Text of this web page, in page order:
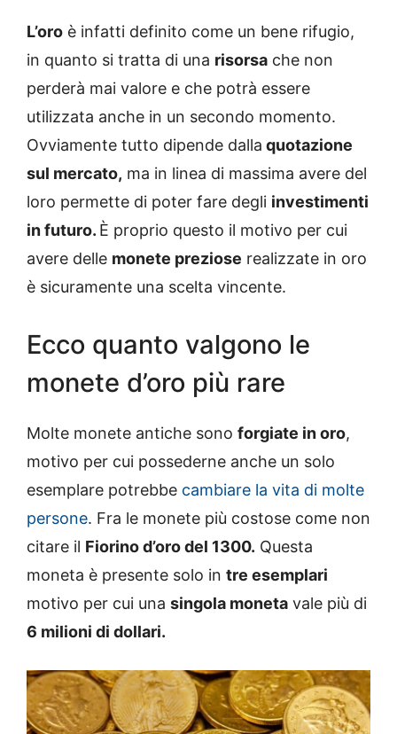
L’oro è infatti definito come un bene rifugio,
in quanto si tratta di una risorsa che non
perderà mai valore e che potrà essere
utilizzata anche in un secondo momento.
Ovviamente tutto dipende dalla quotazione
sul mercato, ma in linea di massima avere del
loro permette di poter fare degli investimenti
in futuro. È proprio questo il motivo per cui
avere delle monete preziose realizzate in oro
è sicuramente una scelta vincente.
Ecco quanto valgono le
monete d’oro più rare
Molte monete antiche sono forgiate in oro,
motivo per cui possederne anche un solo
esemplare potrebbe cambiare la vita di molte
persone. Fra le monete più costose come non
citare il Fiorino d’oro del 1300. Questa
moneta è presente solo in tre esemplari
motivo per cui una singola moneta vale più di
6 milioni di dollari.